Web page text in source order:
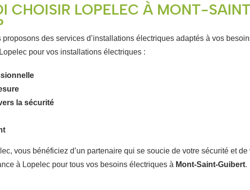
CHOISIR LOPELEC À MONT-
proposons des services d’installations électriques adaptés à vos
pour vos installations électriques :
la sécurité
vous bénéficiez d’un partenaire qui se soucie de votre sécurité et de
à Lopelec pour tous vos besoins électriques à Mont-Saint-Guibert.